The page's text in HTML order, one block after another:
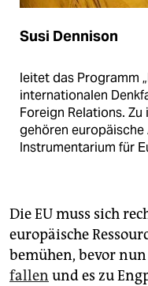
Susi Dennison
leitet das Programm
internationalen
Foreign Relations.
gehören
Instrumentarium für
Die EU muss sich
europäische
bemühen, bevor nun
fallen und es zu